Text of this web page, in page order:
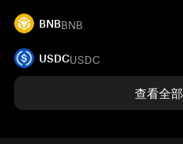
BNBBNB
USDCUSDC
查看全部